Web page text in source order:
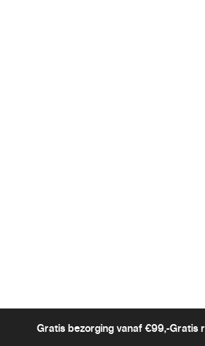
Gratis bezorging vanaf €99,-Gratis